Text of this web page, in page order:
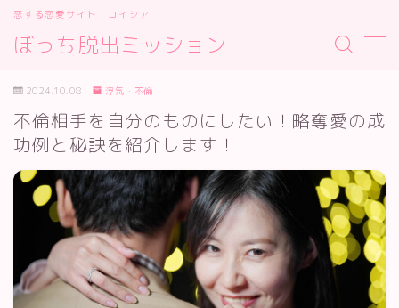
ぼっち脱出ミッション
恋する恋愛サイト｜コイシア
お問い合わせ
サイトマップ
デモプリセット記事 #2
プライバシーポリシー
プライバシーポリシー
利用規約／特定商取引法に基づく表記
有料記事の決済完了ページ
運営者情報
運営者情報
2024.10.08 浮気・不倫
不倫相手を自分のものにしたい！略奪愛の成
功例と秘訣を紹介します！